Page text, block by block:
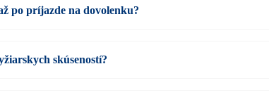
po príjazde na dovolenku?
skúseností?